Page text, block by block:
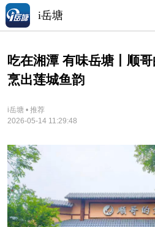
i岳塘